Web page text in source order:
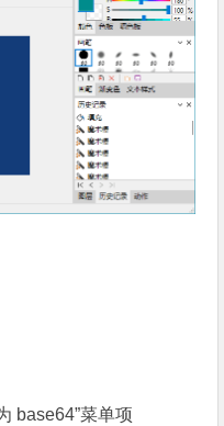
base64”菜单项